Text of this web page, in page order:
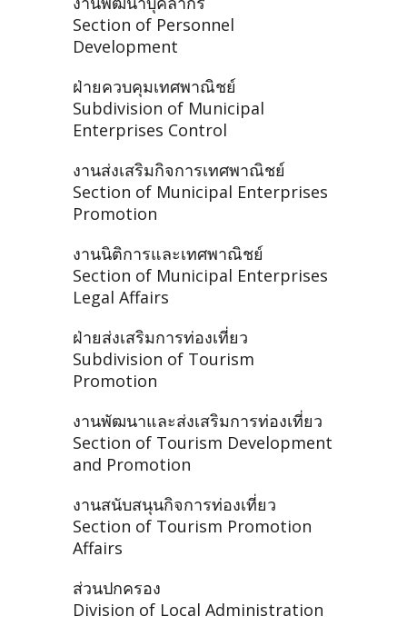
Section of Personnel
Development
ฝ่ายควบคุมเทศพาณิชย์
Subdivision of Municipal
Enterprises Control
งานส่งเสริมกิจการเทศพาณิชย์
Section of Municipal Enterprises
Promotion
งานนิติการและเทศพาณิชย์
Section of Municipal Enterprises
Legal Affairs
ฝ่ายส่งเสริมการท่องเที่ยว
Subdivision of Tourism
Promotion
งานพัฒนาและส่งเสริมการท่องเที่ยว
Section of Tourism Development
and Promotion
งานสนับสนุนกิจการท่องเที่ยว
Section of Tourism Promotion
Affairs
ส่วนปกครอง
Division of Local Administration